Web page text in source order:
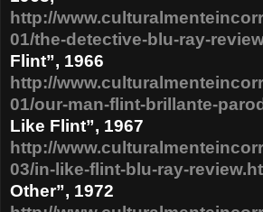
http://
01/the-detective-blu-ray-
Flint”, 1966
http://
01/our-man-flint-brillante-
Like Flint”, 1967
http://
03/in-like-flint-blu-ray-
Other”, 1972